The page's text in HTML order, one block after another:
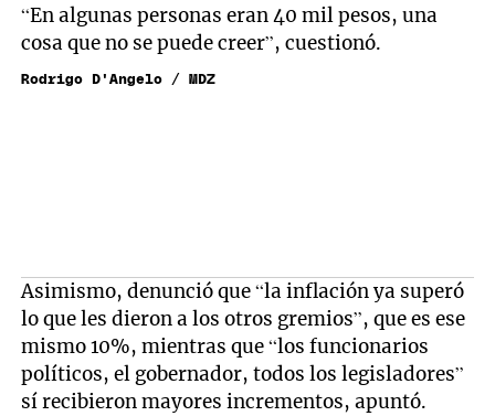
“En algunas personas eran 40 mil pesos, una
cosa que no se puede creer”, cuestionó.
Rodrigo D'Angelo / MDZ
Asimismo, denunció que “la inflación ya superó
lo que les dieron a los otros gremios”, que es ese
mismo 10%, mientras que “los funcionarios
políticos, el gobernador, todos los legisladores”
sí recibieron mayores incrementos, apuntó.